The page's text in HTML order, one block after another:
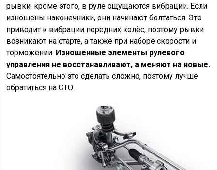
рывки, кроме этого, в руле ощущаются вибрации. Если
изношены наконечники, они начинают болтаться. Это
приводит к вибрации передних колёс, поэтому рывки
возникают на старте, а также при наборе скорости и
торможении. Изношенные элементы рулевого
управления не восстанавливают, а меняют на новые.
Самостоятельно это сделать сложно, поэтому лучше
обратиться на СТО.